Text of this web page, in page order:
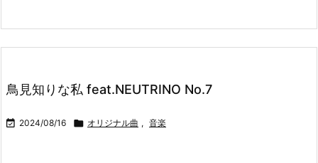
鳥見知りな私 feat.NEUTRINO No.7
 2024/08/16  オリジナル曲 , 音楽